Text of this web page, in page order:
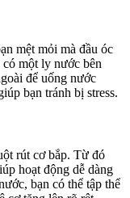
mệt mỏi mà đầu óc
một ly nước bên
để uống nước
bạn tránh bị stress.
rút cơ bắp. Từ đó
hoạt động dễ dàng
bạn có thể tập thể